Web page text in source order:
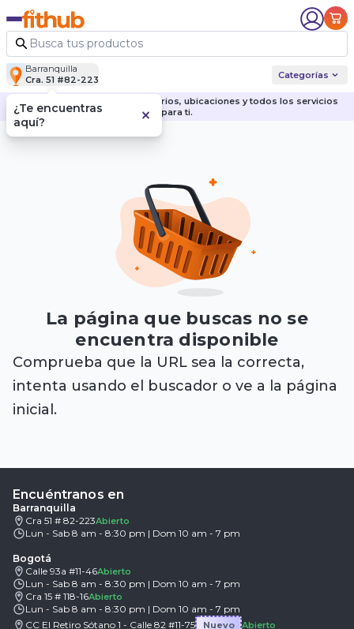
Barranquilla
Cra. 51 #82-223
Categorías
Descubre nuestras sedes, horarios, ubicaciones y todos los servicios
para ti.
La página que buscas no se
encuentra disponible
Comprueba que la URL sea la correcta,
intenta usando el buscador o ve a la página
inicial.
Encuéntranos en
Barranquilla
Cra 51 # 82-223Abierto
Lun - Sab 8 am - 8:30 pm | Dom 10 am - 7 pm
Bogotá
Calle 93a #11-46Abierto
Lun - Sab 8 am - 8:30 pm | Dom 10 am - 7 pm
Cra 15 # 118-16Abierto
Lun - Sab 8 am - 8:30 pm | Dom 10 am - 7 pm
CC El Retiro Sótano 1 - Calle 82 #11-75
Nuevo Abierto
¿Te encuentras
aquí?